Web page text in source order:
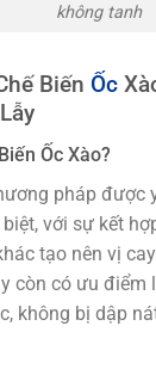
không tanh
Biến Ốc
Ốc Xào?
pháp được
với sự kết
tạo nên vị
còn có ưu
không bị dập